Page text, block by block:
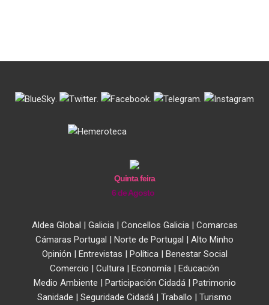
. . . .
Quinta feira
6 de Agosto
Aldea Global | Galicia| Concellos Galicia| Comarcas
Cámaras Portugal | Norte de Portugal | Alto Minho
Opinión | Entrevistas | Política| Benestar Social
Comercio | Cultura | Economía | Educación
Medio Ambiente | Participación Cidadá| Patrimonio
Sanidade | Seguridade Cidadá | Traballo | Turismo